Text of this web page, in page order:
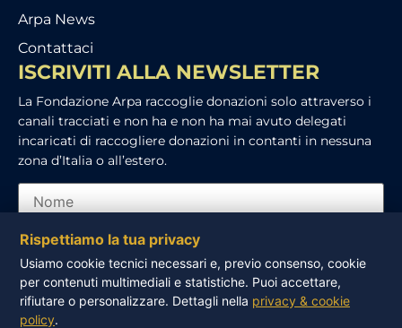
Arpa News
Contattaci
ISCRIVITI ALLA NEWSLETTER
La Fondazione Arpa raccoglie donazioni solo attraverso i
canali tracciati e non ha e non ha mai avuto delegati
incaricati di raccogliere donazioni in contanti in nessuna
zona d’Italia o all’estero.
Ho letto e accetto l’informativa sulla privacy
Rispettiamo la tua privacy
Usiamo cookie tecnici necessari e, previo consenso, cookie
per contenuti multimediali e statistiche. Puoi accettare,
rifiutare o personalizzare. Dettagli nella privacy & cookie
policy.